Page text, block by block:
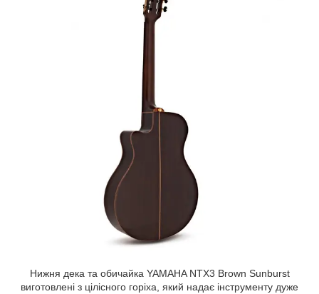
Нижня дека та обичайка YAMAHA NTX3 Brown Sunburst
виготовлені з цілісного горіха, який надає інструменту дуже